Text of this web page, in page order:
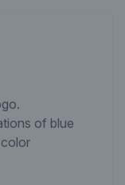
of blue